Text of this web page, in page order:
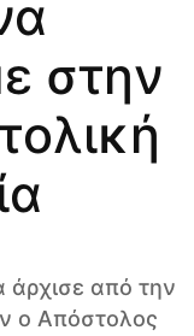
στην
άρχισε από την
ο Απόστολος